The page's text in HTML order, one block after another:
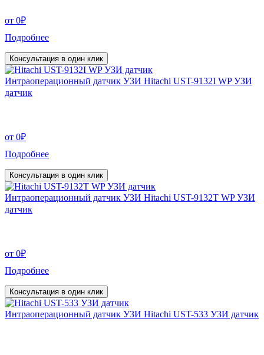
от 0₽
Подробнее
Консультация в один клик
Интраоперационный датчик УЗИ Hitachi UST-9132I WP УЗИ
датчик
от 0₽
Подробнее
Консультация в один клик
Интраоперационный датчик УЗИ Hitachi UST-9132T WP УЗИ
датчик
от 0₽
Подробнее
Консультация в один клик
Интраоперационный датчик УЗИ Hitachi UST-533 УЗИ датчик